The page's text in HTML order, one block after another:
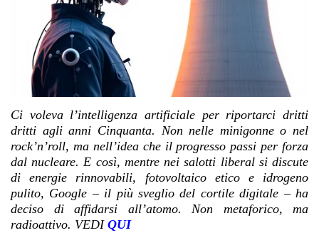
Ci voleva l’intelligenza artificiale per riportarci dritti
dritti agli anni Cinquanta. Non nelle minigonne o nel
rock’n’roll, ma nell’idea che il progresso passi per forza
dal nucleare. E così, mentre nei salotti liberal si discute
di energie rinnovabili, fotovoltaico etico e idrogeno
pulito, Google – il più sveglio del cortile digitale – ha
deciso di affidarsi all’atomo. Non metaforico, ma
radioattivo. VEDIQUI